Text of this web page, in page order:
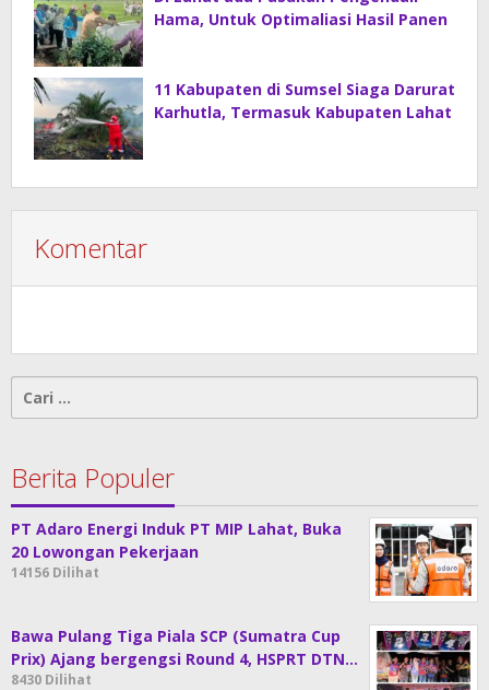
Hama, Untuk Optimaliasi Hasil Panen
11 Kabupaten di Sumsel Siaga Darurat
Karhutla, Termasuk Kabupaten Lahat
Komentar
untuk:
Berita Populer
PT Adaro Energi Induk PT MIP Lahat, Buka
20 Lowongan Pekerjaan
14156 Dilihat
Bawa Pulang Tiga Piala SCP (Sumatra Cup
Prix) Ajang bergengsi Round 4, HSPRT DTN…
8430 Dilihat